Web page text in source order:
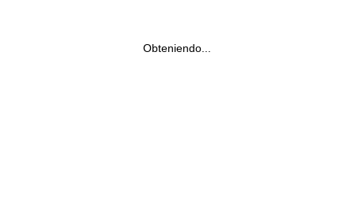
Obteniendo...